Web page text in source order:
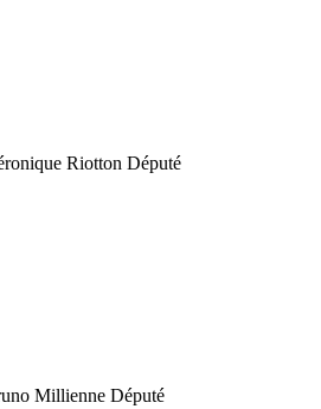
Riotton Député
Millienne Député